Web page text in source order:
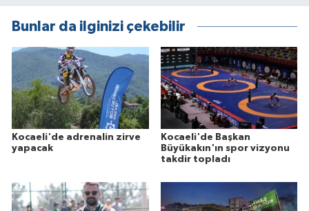
Bunlar da ilginizi çekebilir
Kocaeli'de adrenalin zirve
yapacak
Kocaeli'de Başkan
Büyükakın'ın spor vizyonu
takdir topladı